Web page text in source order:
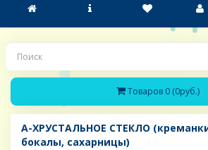
Товаров 0 (0руб.)
A-ХРУСТАЛЬНОЕ СТЕКЛО
бокалы, сахарницы)